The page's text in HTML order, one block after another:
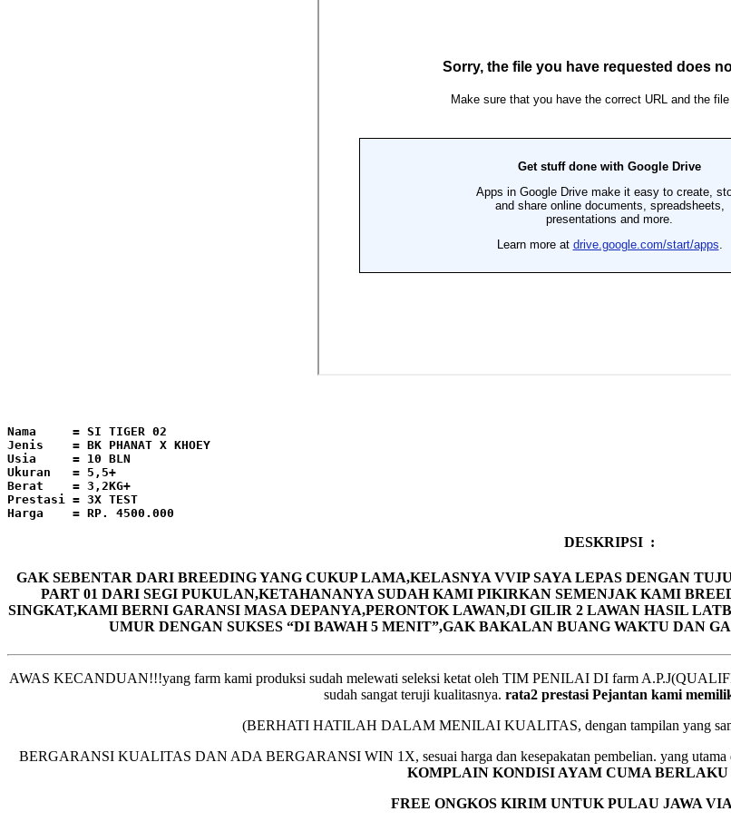
Nama     = SI TIGER 02
Jenis    = BK PHANAT X KHOEY
Usia     = 10 BLN
Ukuran   = 5,5+
Berat    = 3,2KG+
Prestasi = 3X TEST
Harga    = RP. 4500.000
DESKRIPSI :
GAK SEBENTAR DARI BREEDING YANG CUKUP LAMA,KELASNYA VVIP SAYA LEPAS DENGAN
PART 01 DARI SEGI PUKULAN,KETAHANANYA SUDAH KAMI PIKIRKAN SEMENJAK KAMI
SINGKAT,KAMI BERNI GARANSI MASA DEPANYA,PERONTOK LAWAN,DI GILIR 2 LAWAN HASIL
UMUR DENGAN SUKSES “DI BAWAH 5 MENIT”,GAK BAKALAN BUANG WAKTU DAN
AWAS KECANDUAN!!!yang farm kami produksi sudah melewati seleksi ketat oleh TIM PENILAI DI farm
sudah sangat teruji kualitasnya. rata2 prestasi Pejantan kami
(BERHATI HATILAH DALAM MENILAI KUALITAS, dengan tampilan yang
BERGARANSI KUALITAS DAN ADA BERGARANSI WIN 1X, sesuai harga dan kesepakatan pembelian. yang utama
KOMPLAIN KONDISI AYAM CUMA BERLAKU
FREE ONGKOS KIRIM UNTUK PULAU JAWA